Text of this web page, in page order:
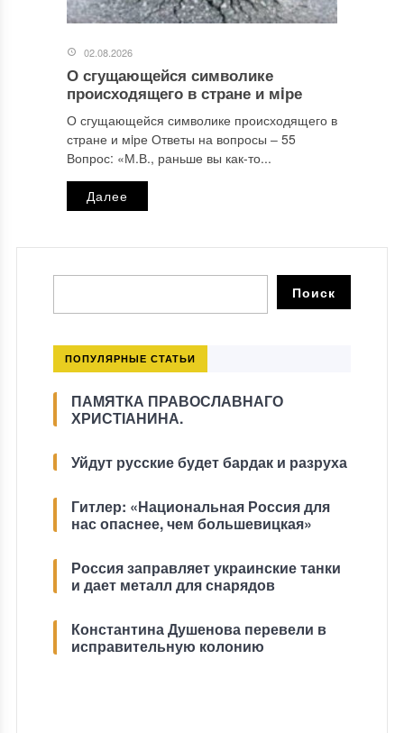
02.08.2026
О сгущающейся символике
происходящего в стране и мiре
О сгущающейся символике происходящего в
стране и мiре Ответы на вопросы ‒ 55
Вопрос: «М.В., раньше вы как-то...
Далее
ПОПУЛЯРНЫЕ СТАТЬИ
ПАМЯТКА ПРАВОСЛАВНАГО
ХРИСТІАНИНА.
Уйдут русские будет бардак и разруха
Гитлер: «Национальная Россия для
нас опаснее, чем большевицкая»
Россия заправляет украинские танки
и дает металл для снарядов
Константина Душенова перевели в
исправительную колонию